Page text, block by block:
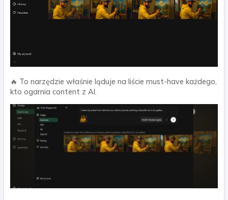
🔥 To narzędzie właśnie ląduje na liście must-have każdego,
kto ogarnia content z AI.